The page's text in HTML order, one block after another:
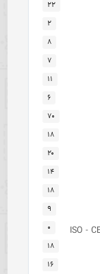
۲۲
۲
۸
۷
۱۱
۶
۷۰
۱۸
۲۰
۱۴
۱۸
۹
۰
۱۸
۱۶